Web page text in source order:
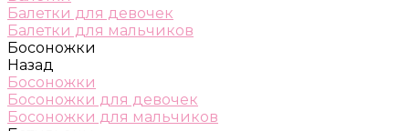
Балетки для девочек
Балетки для мальчиков
Босоножки
Назад
Босоножки
Босоножки для девочек
Босоножки для мальчиков